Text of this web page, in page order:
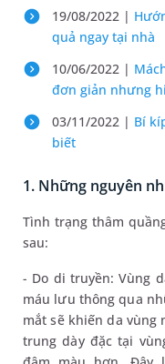
19/08/2022 |
quả ngay tại nhà
10/06/2022 |
đơn giản nhưng
03/11/2022 | Bí
biết
1. Những nguyên
Tình trạng thâm
sau:
- Do di truyền: Vùng
máu lưu thông qua
mắt sẽ khiến da vùng
trung dày đặc tại